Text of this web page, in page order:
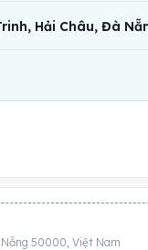
Hải Châu, Đà
50000, Việt Nam